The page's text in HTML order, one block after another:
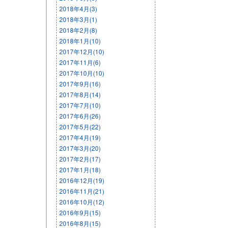
2018年4月(3)
2018年3月(1)
2018年2月(8)
2018年1月(10)
2017年12月(10)
2017年11月(6)
2017年10月(10)
2017年9月(16)
2017年8月(14)
2017年7月(10)
2017年6月(26)
2017年5月(22)
2017年4月(19)
2017年3月(20)
2017年2月(17)
2017年1月(18)
2016年12月(19)
2016年11月(21)
2016年10月(12)
2016年9月(15)
2016年8月(15)